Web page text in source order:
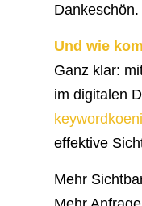
Und wie
Ganz klar:
im digitalen
effektive
Mehr